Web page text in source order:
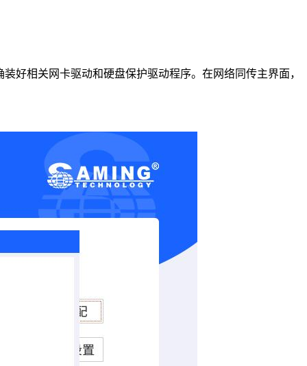
好相关网卡驱动和硬盘保护驱动程序。在 网络同传主界面，